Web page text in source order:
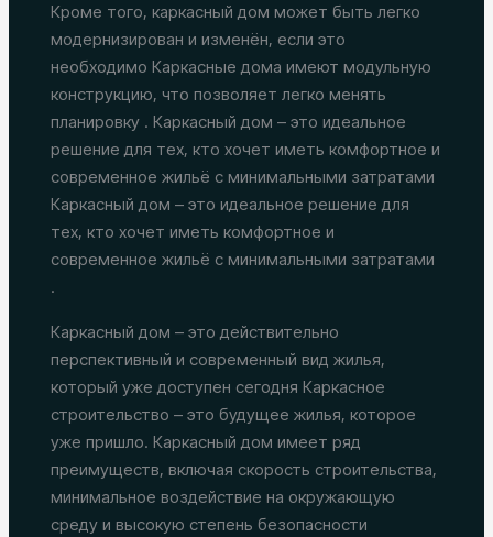
Кроме того, каркасный дом может быть легко
модернизирован и изменён, если это
необходимо Каркасные дома имеют модульную
конструкцию, что позволяет легко менять
планировку . Каркасный дом – это идеальное
решение для тех, кто хочет иметь комфортное и
современное жильё с минимальными затратами
Каркасный дом – это идеальное решение для
тех, кто хочет иметь комфортное и
современное жильё с минимальными затратами
.
Каркасный дом – это действительно
перспективный и современный вид жилья,
который уже доступен сегодня Каркасное
строительство – это будущее жилья, которое
уже пришло. Каркасный дом имеет ряд
преимуществ, включая скорость строительства,
минимальное воздействие на окружающую
среду и высокую степень безопасности